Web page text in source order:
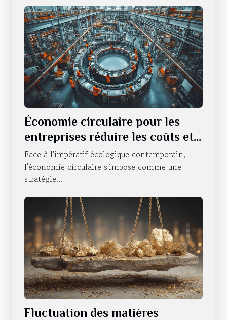
Économie circulaire pour les
entreprises réduire les coûts et
l'impact environnemental
Face à l'impératif écologique contemporain,
l'économie circulaire s'impose comme une
stratégie...
Fluctuation des matières